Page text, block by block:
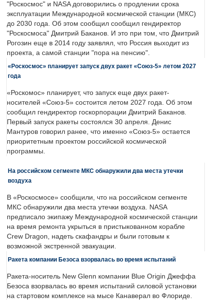
"Роскосмос" и NASA договорились о продлении срока
эксплуатации Международной космической станции (МКС)
до 2030 года. Об этом сообщил сообщил гендиректор
"Роскосмоса" Дмитрий Баканов. И это при том, что Дмитрий
Рогозин еще в 2014 году заявлял, что Россия выходит из
проекта, а самой станции "пора на пенсию".
«Роскосмос» планирует запуск двух ракет «Союз-5» летом 2027
года
«Роскомос» планирует, что запуск еще двух ракет-
носителей «Союз-5» состоится летом 2027 года. Об этом
сообщил гендиректор госкорпорации Дмитрий Баканов.
Первый запуск ракеты состоялся 30 апреля. Денис
Мантуров говорил ранее, что именно «Союз-5» остается
приоритетным проектом российской космической
программы.
На российском сегменте МКС обнаружили два места утечки
воздуха
В «Роскосмосе» сообщили, что на российском сегменте
МКС обнаружили два места утечки воздуха. NASA
предписало экипажу Международной космической станции
на время ремонта укрыться в пристыкованном корабле
Crew Dragon, надеть скафандры и были готовым к
возможной экстренной эвакуации.
Ракета компании Безоса взорвалась во время испытаний
Ракета-носитель New Glenn компании Blue Origin Джеффа
Безоса взорвалась во время испытаний силовой установки
на стартовом комплексе на мысе Канаверал во Флориде.